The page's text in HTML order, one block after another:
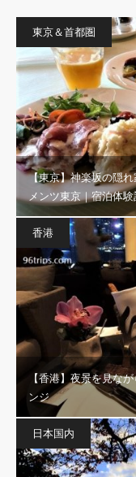
東京＆首都圏
【東京】神楽坂の隠
メンツ東京｜宿泊体験
香港
【香港】夜景を見な
ンジ
日本国内